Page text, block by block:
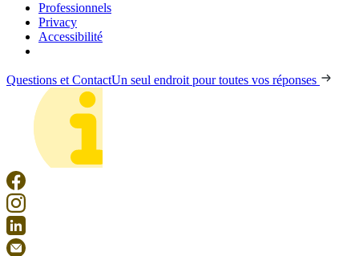
Professionnels
Privacy
Accessibilité
Questions et ContactUn seul endroit pour toutes vos réponses